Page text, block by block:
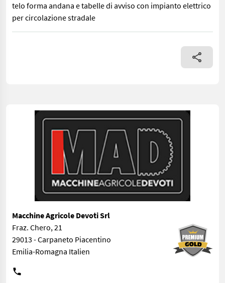
telo forma andana e tabelle di avviso con impianto elettrico
per circolazione stradale
Ranghinatore monogirante Pöttinger 421 N completo di telo
Macchine Agricole Devoti Srl
Fraz. Chero, 21
29013 - Carpaneto Piacentino
Emilia-Romagna Italien